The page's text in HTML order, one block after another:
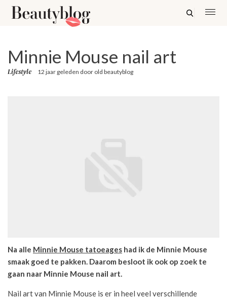
Minnie Mouse nail art
Lifestyle 12 jaar geleden door old beautyblog
Na alle Minnie Mouse tatoeages had ik de Minnie Mouse
smaak goed te pakken. Daarom besloot ik ook op zoek te
gaan naar Minnie Mouse nail art.
Nail art van Minnie Mouse is er in heel veel verschillende